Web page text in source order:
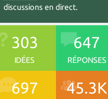
discussions en direct.
303
IDÉES
647
RÉPONSES
697 45.3K